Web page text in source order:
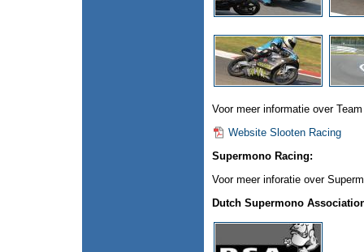
Voor meer informatie over
Website Slooten Racing
Supermono Racing:
Voor meer inforatie over
Dutch Supermono